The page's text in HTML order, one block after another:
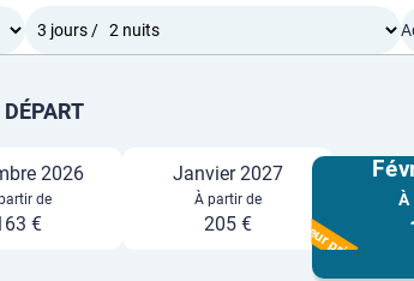
2026
de
€
Janvier 2027
À partir de
205 €
À
Meilleur prix